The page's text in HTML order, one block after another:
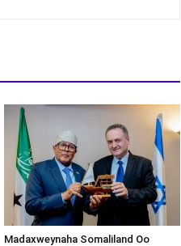
Madaxweynaha Somaliland Oo